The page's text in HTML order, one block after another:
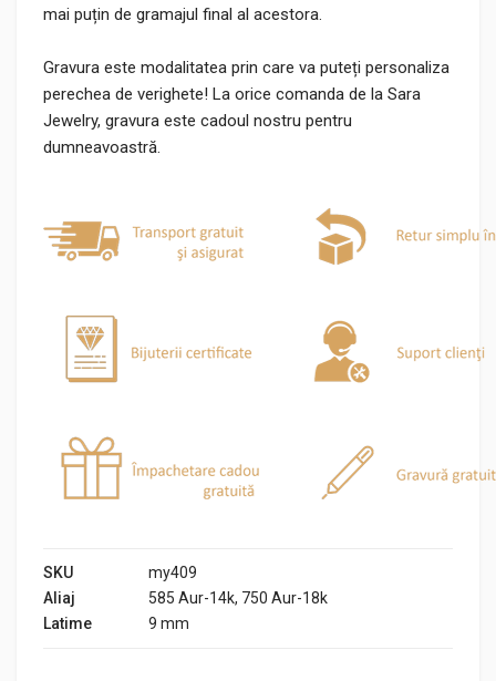
mai puțin de gramajul final al acestora.
Gravura este modalitatea prin care va puteți personaliza
perechea de verighete! La orice comanda de la Sara
Jewelry, gravura este cadoul nostru pentru
dumneavoastră.
SKU
my409
Aliaj
585 Aur-14k, 750 Aur-18k
Latime
9 mm